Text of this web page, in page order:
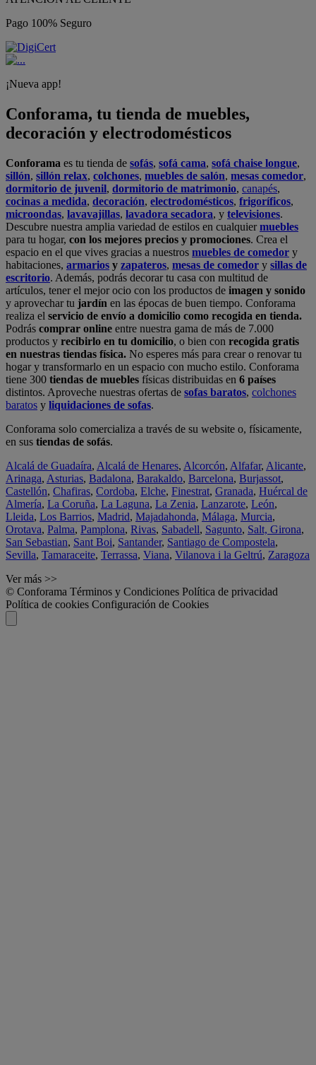
Pago 100% Seguro
¡Nueva app!
Conforama, tu tienda de muebles,
decoración y electrodomésticos
Conforama es tu tienda de sofás, sofá cama, sofá chaise longue,
sillón, sillón relax, colchones, muebles de salón, mesas comedor,
dormitorio de juvenil, dormitorio de matrimonio, canapés,
cocinas a medida, decoración, electrodomésticos, frigoríficos,
microondas, lavavajillas, lavadora secadora, y televisiones.
Descubre nuestra amplia variedad de estilos en cualquiermuebles
para tu hogar, con los mejores precios y promociones. Crea el
espacio en el que vives gracias a nuestros muebles de comedor y
habitaciones, armarios y zapateros, mesas de comedor y sillas de
escritorio. Además, podrás decorar tu casa con multitud de
artículos, tener el mejor ocio con los productos de imagen y sonido
y aprovechar tu jardín en las épocas de buen tiempo. Conforama
realiza el servicio de envío a domicilio como recogida en tienda.
Podrás comprar online entre nuestra gama de más de 7.000
productos y recibirlo en tu domicilio, o bien con recogida gratis
en nuestras tiendas física. No esperes más para crear o renovar tu
hogar y transformarlo en un espacio con mucho estilo. Conforama
tiene 300 tiendas de muebles físicas distribuidas en 6 países
distintos. Aproveche nuestras ofertas de sofas baratos, colchones
baratos y liquidaciones de sofas.
Conforama solo comercializa a través de su website o, físicamente,
en sus tiendas de sofás.
Alcalá de Guadaíra, Alcalá de Henares, Alcorcón, Alfafar, Alicante,
Arinaga, Asturias, Badalona, Barakaldo, Barcelona, Burjassot,
Castellón, Chafiras, Cordoba, Elche, Finestrat, Granada, Huércal de
Almería, La Coruña, La Laguna, La Zenia, Lanzarote, León,
Lleida, Los Barrios, Madrid, Majadahonda, Málaga, Murcia,
Orotava, Palma, Pamplona, Rivas, Sabadell, Sagunto, Salt, Girona,
San Sebastian, Sant Boi, Santander, Santiago de Compostela,
Sevilla, Tamaraceite, Terrassa, Viana, Vilanova i la Geltrú, Zaragoza
Ver más >>
© Conforama Términos y Condiciones Política de privacidad
Política de cookies Configuración de Cookies